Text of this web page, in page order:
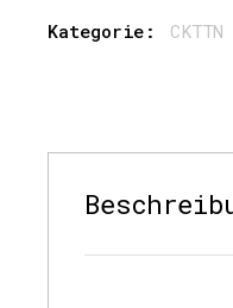
Kategorie: CKTTN